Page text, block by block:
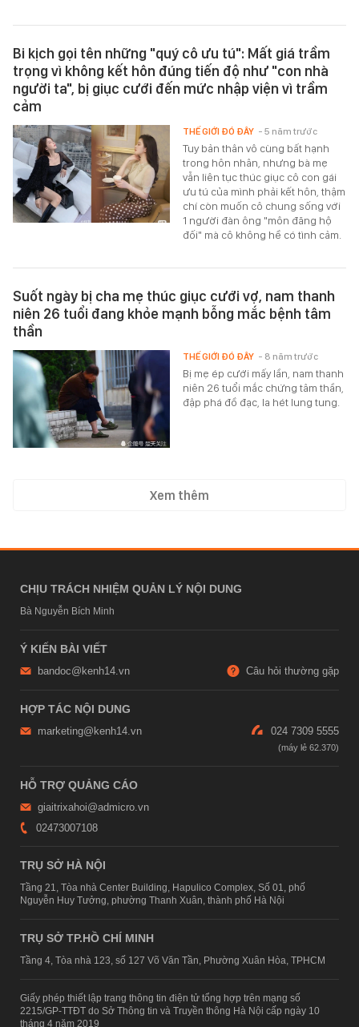
Bi kịch gọi tên những "quý cô ưu tú": Mất giá trầm
trọng vì không kết hôn đúng tiến độ như "con nhà
người ta", bị giục cưới đến mức nhập viện vì trầm
cảm
Tuy bản thân vô cùng bất hạnh
trong hôn nhân, nhưng bà mẹ
vẫn liên tục thúc giục cô con gái
ưu tú của mình phải kết hôn, thậm
chí còn muốn cô chung sống với
1 người đàn ông "môn đăng hộ
đối" mà cô không hề có tình cảm.
THẾ GIỚI ĐÓ ĐÂY - 5 năm trước
Suốt ngày bị cha mẹ thúc giục cưới vợ, nam thanh
niên 26 tuổi đang khỏe mạnh bỗng mắc bệnh tâm
thần
Bị mẹ ép cưới mấy lần, nam thanh
niên 26 tuổi mắc chứng tâm thần,
đập phá đồ đạc, la hét lung tung.
THẾ GIỚI ĐÓ ĐÂY - 8 năm trước
Xem thêm
CHỊU TRÁCH NHIỆM QUẢN LÝ NỘI DUNG
Bà Nguyễn Bích Minh
Ý KIẾN BÀI VIẾT
bandoc@kenh14.vn Câu hỏi thường gặp
HỢP TÁC NỘI DUNG
marketing@kenh14.vn 024 7309 5555
HỖ TRỢ QUẢNG CÁO
giaitrixahoi@admicro.vn
02473007108
TRỤ SỞ HÀ NỘI
Tầng 21, Tòa nhà Center Building, Hapulico Complex, Số 01, phố
Nguyễn Huy Tưởng, phường Thanh Xuân, thành phố Hà Nội
TRỤ SỞ TP.HỒ CHÍ MINH
Tầng 4, Tòa nhà 123, số 127 Võ Văn Tần, Phường Xuân Hòa, TPHCM
Giấy phép thiết lập trang thông tin điện tử tổng hợp trên mạng số
2215/GP-TTĐT do Sở Thông tin và Truyền thông Hà Nội cấp ngày 10
tháng 4 năm 2019